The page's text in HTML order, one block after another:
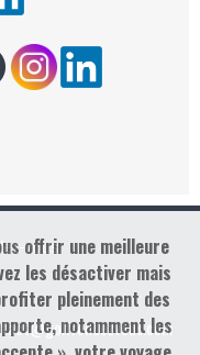
vous
offrir une meilleure
les désactiver mais
pleinement des
notamment les